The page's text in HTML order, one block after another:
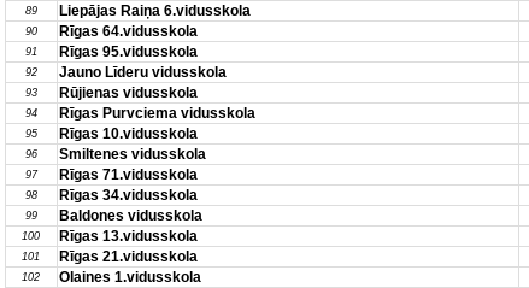
89 Liepājas Raiņa 6.vidusskola
90 Rīgas 64.vidusskola
91 Rīgas 95.vidusskola
92 Jauno Līderu vidusskola
93 Rūjienas vidusskola
94 Rīgas Purvciema vidusskola
95 Rīgas 10.vidusskola
96 Smiltenes vidusskola
97 Rīgas 71.vidusskola
98 Rīgas 34.vidusskola
99 Baldones vidusskola
100 Rīgas 13.vidusskola
101 Rīgas 21.vidusskola
102 Olaines 1.vidusskola